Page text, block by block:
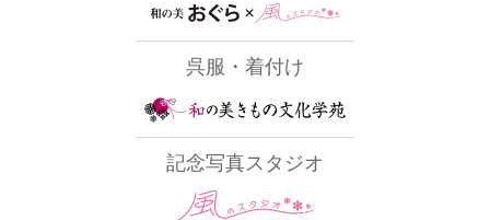
呉服・着付け
記念写真スタジオ